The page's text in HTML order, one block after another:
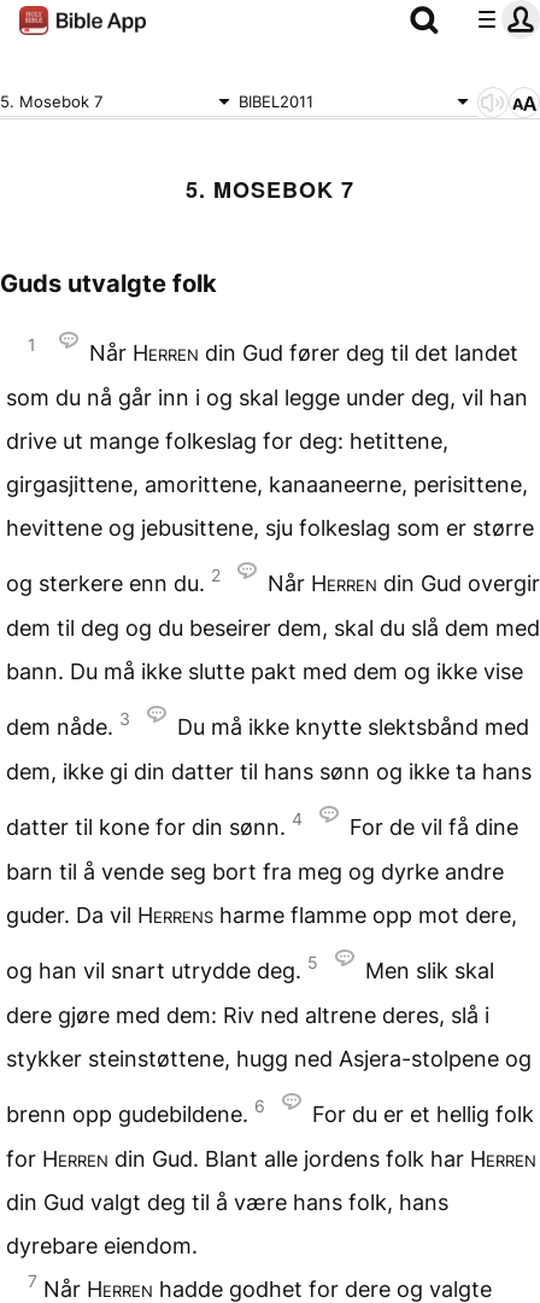
5. Mosebok 7 BIBEL2011
5. MOSEBOK 7
Guds utvalgte folk
1 Når Herren din Gud fører deg til det landet
som du nå går inn i og skal legge under deg, vil han
drive ut mange folkeslag for deg: hetittene,
girgasjittene, amorittene, kanaaneerne, perisittene,
hevittene og jebusittene, sju folkeslag som er større
og sterkere enn du. 2 Når Herren din Gud overgir
dem til deg og du beseirer dem, skal du slå dem med
bann. Du må ikke slutte pakt med dem og ikke vise
dem nåde. 3
Du må ikke knytte slektsbånd med
dem, ikke gi din datter til hans sønn og ikke ta hans
datter til kone for din sønn. 4
For de vil få dine
barn til å vende seg bort fra meg og dyrke andre
guder. Da vil Herrens harme flamme opp mot dere,
og han vil snart utrydde deg. 5
Men slik skal
dere gjøre med dem: Riv ned altrene deres, slå i
stykker steinstøttene, hugg ned Asjera-stolpene og
brenn opp gudebildene. 6
For du er et hellig folk
for Herren din Gud. Blant alle jordens folk har Herren
din Gud valgt deg til å være hans folk, hans
dyrebare eiendom.
7 Når Herren hadde godhet for dere og valgte